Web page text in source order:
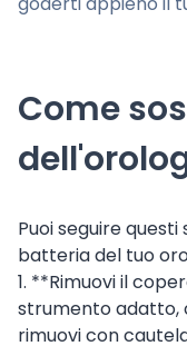
Come
Puoi seguire
batteria del tuo
1. **Rimuovi il
strumento adatto,
rimuovi con